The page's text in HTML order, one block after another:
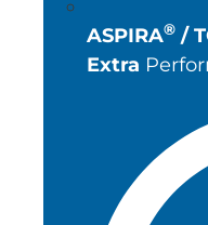
ASPIRA® /
Extra